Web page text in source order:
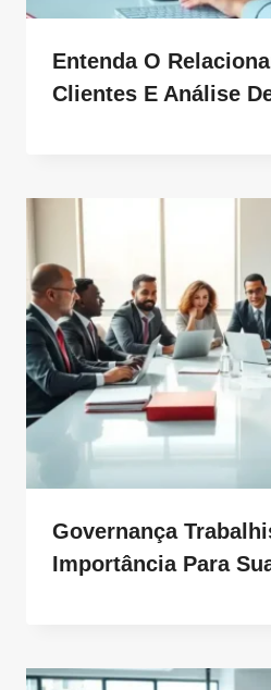
Entenda O
Clientes E Análise
Governança
Importância Para